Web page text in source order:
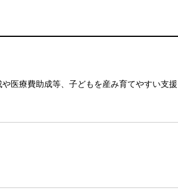
医療費助成等、子どもを産み育てやすい支援